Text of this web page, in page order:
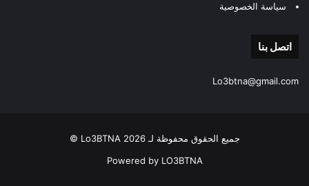
سياسة الخصوصية
اتصل بنا
Lo3btna@gmail.com
جميع الحقوق محفوظة لـ Lo3BTNA 2026 ©
Powered by LO3BTNA